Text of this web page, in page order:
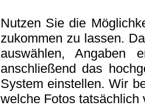
Nutzen Sie die
zukommen zu lassen.
auswählen, Angaben
anschließend das
System einstellen. Wir
welche Fotos tatsächlich